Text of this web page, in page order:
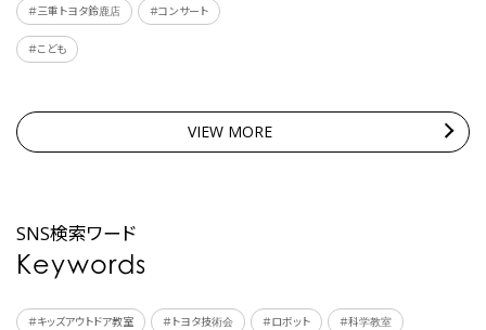
＃三重トヨタ鈴鹿店 ＃コンサート
＃こども
VIEW MORE
SNS検索ワード
Keywords
＃キッズアウトドア教室 ＃トヨタ技術会 ＃ロボット ＃科学教室